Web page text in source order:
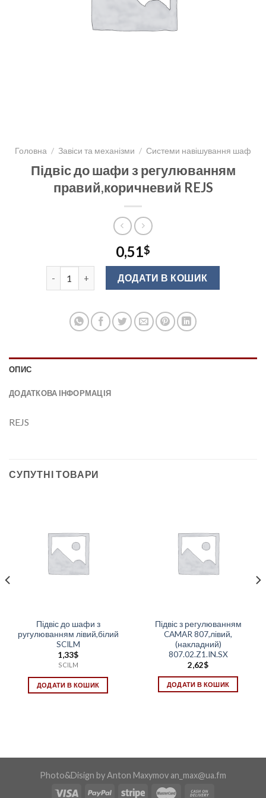
Головна / Завіси та механізми / Системи навішування шаф
Підвіс до шафи з регулюванням
правий,коричневий REJS
0,51$
Підвіс до шафи з регулюванням правий,коричневий
ДОДАТИ В КОШИК
ОПИС
ДОДАТКОВА ІНФОРМАЦІЯ
REJS
СУПУТНІ ТОВАРИ
Підвіс до шафи з
ругулюванням лівий,білий
SCILM
1,33$
SCILM
ДОДАТИ В КОШИК
Підвіс з регулюванням
CAMAR 807,лівий,
(накладний)
807.02.Z1.IN.SX
2,62$
ДОДАТИ В КОШИК
Photo&Disign by Anton Maxymov an_max@ua.fm